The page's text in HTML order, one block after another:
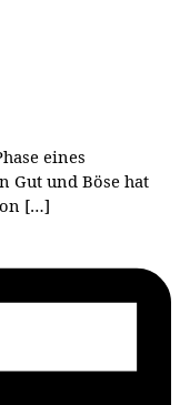
eines
Gut und Böse hat
[…]